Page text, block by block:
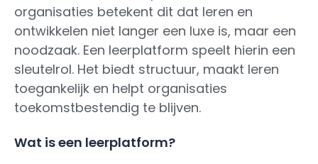
organisaties betekent dit dat leren en
ontwikkelen niet langer een luxe is, maar een
noodzaak. Een leerplatform speelt hierin een
sleutelrol. Het biedt structuur, maakt leren
toegankelijk en helpt organisaties
toekomstbestendig te blijven.
Wat is een leerplatform?